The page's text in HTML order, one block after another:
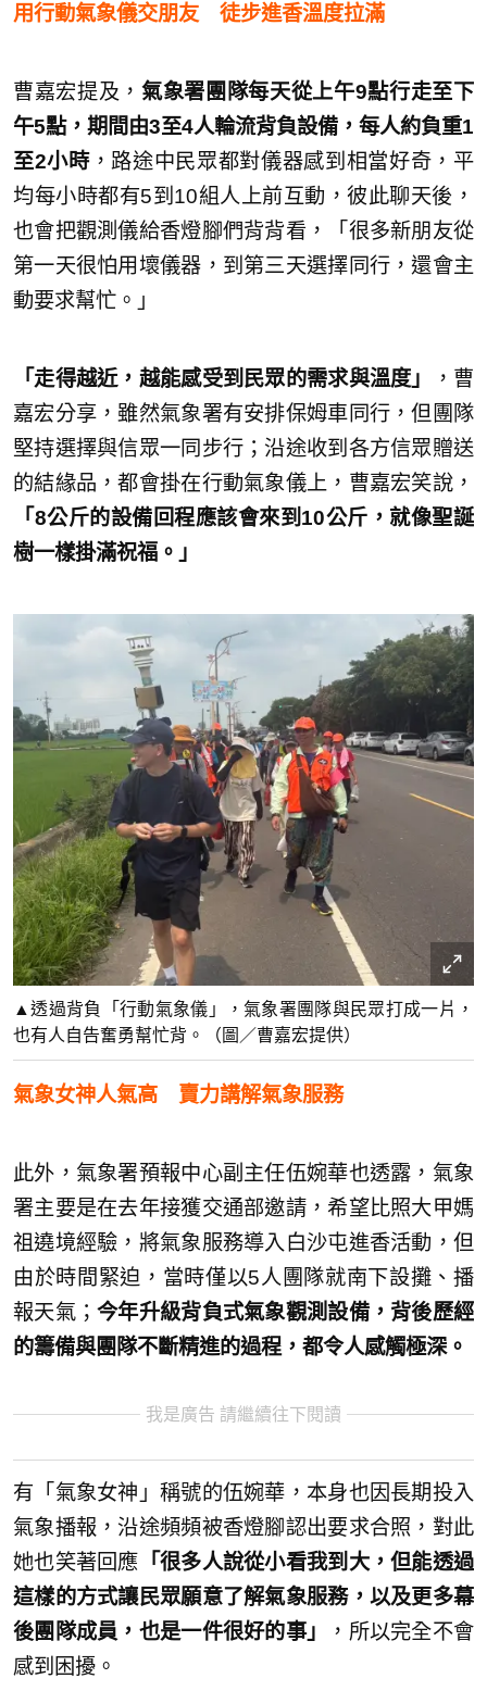
用行動氣象儀交朋友 徒步進香溫度拉滿
曹嘉宏提及， 氣象署團隊每天從上午9點行走至下
午5點，期間由3至4人輪流背負設備，每人約負重1
至2小時，路途中民眾都對儀器感到相當好奇，平
均每小時都有5到10組人上前互動，彼此聊天後，
也會把觀測儀給香燈腳們背背看，「很多新朋友從
第一天很怕用壞儀器，到第三天選擇同行，還會主
動要求幫忙。」
「走得越近，越能感受到民眾的需求與溫度」
，曹
嘉宏分享，雖然氣象署有安排保姆車同行，但團隊
堅持選擇與信眾一同步行；沿途收到各方信眾贈送
的結緣品，都會掛在行動氣象儀上，曹嘉宏笑說，
「8公斤的設備回程應該會來到10公斤，就像聖誕
樹一樣掛滿祝福。」
▲透過背負「行動氣象儀」，氣象署團隊與民眾打成一片，
也有人自告奮勇幫忙背。（圖／曹嘉宏提供）
氣象女神人氣高 賣力講解氣象服務
此外，氣象署預報中心副主任伍婉華也透露，氣象
署主要是在去年接獲交通部邀請，希望比照大甲媽
祖遶境經驗，將氣象服務導入白沙屯進香活動，但
由於時間緊迫，當時僅以5人團隊就南下設攤、播
報天氣； 今年升級背負式氣象觀測設備，背後歷經
的籌備與團隊不斷精進的過程，都令人感觸極深。
我是廣告 請繼續往下閱讀
有「氣象女神」稱號的伍婉華，本身也因長期投入
氣象播報，沿途頻頻被香燈腳認出要求合照，對此
她也笑著回應 「很多人說從小看我到大，但能透過
這樣的方式讓民眾願意了解氣象服務，以及更多幕
後團隊成員，也是一件很好的事」
，所以完全不會
感到困擾。